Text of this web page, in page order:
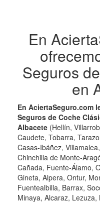
En
Seguros
en
En AciertaSeguro.com
Seguros de Coche
Albacete (Hellín,
Caudete, Tobarra,
Casas-Ibáñez,
Chinchilla de Monte-
Cañada, Fuente-Álamo,
Gineta, Alpera, Ontur,
Fuentealbilla, Barrax,
Minaya, Alcaraz, Lezuza,